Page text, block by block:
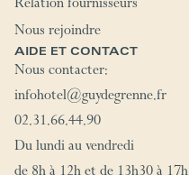
Relation fournisseurs
Nous rejoindre
AIDE ET CONTACT
Nous contacter:
infohotel@guydegrenne.fr
02.31.66.44.90
Du lundi au vendredi